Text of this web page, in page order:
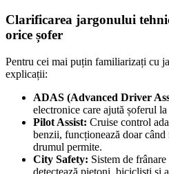
Clarificarea jargonului
orice șofer
Pentru cei mai puțin familiarizați cu
explicații:
ADAS (Advanced Driver
electronice care ajută șoferul
Pilot Assist: Cruise control
benzii, funcționează doar
drumul permite.
City Safety: Sistem de
detectează pietoni, bicicliști și